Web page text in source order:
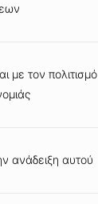
με τον πολιτισμό
ανάδειξη αυτού